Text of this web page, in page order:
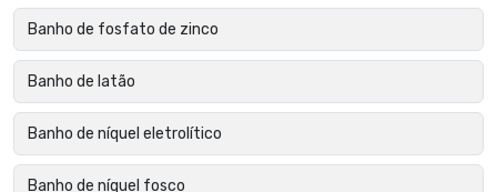
Banho de fosfato de zinco
Banho de latão
Banho de níquel eletrolítico
Banho de níquel fosco